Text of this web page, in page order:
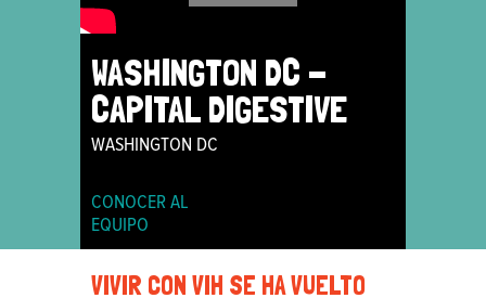
WASHINGTON DC -
CAPITAL DIGESTIVE
WASHINGTON DC
CONOCER AL
EQUIPO
WASHINGTON
VIVIR CON VIH SE HA VUELTO